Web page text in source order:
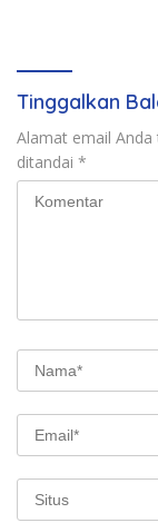
Tinggalkan
Alamat email Anda
ditandai *